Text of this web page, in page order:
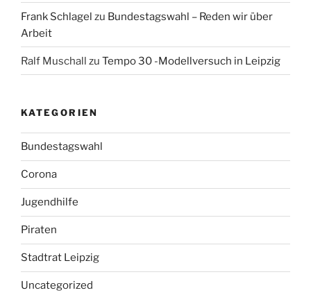
Frank Schlagel zu Bundestagswahl – Reden wir über
Arbeit
Ralf Muschall zu Tempo 30 -Modellversuch in Leipzig
KATEGORIEN
Bundestagswahl
Corona
Jugendhilfe
Piraten
Stadtrat Leipzig
Uncategorized